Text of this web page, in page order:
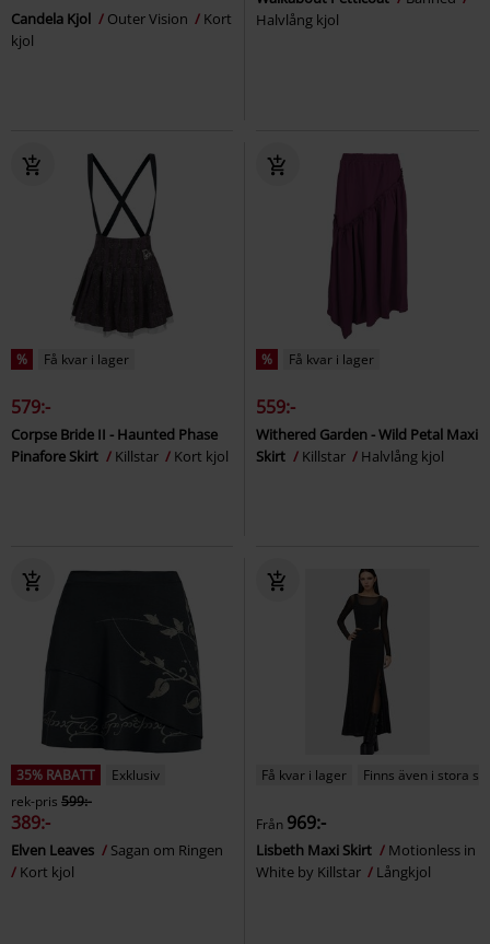
Candela Kjol Outer Vision
Kort
kjol
Halvlång kjol
% Få kvar i lager
579:-
Corpse Bride II - Haunted Phase
Pinafore Skirt
Killstar Kort kjol
% Få kvar i lager
559:-
Withered Garden - Wild Petal Maxi
Skirt
Killstar Halvlång kjol
35% RABATT
Exklusiv
rek-pris 599:-
389:-
Elven Leaves
Sagan om Ringen
Kort kjol
Få kvar i lager Finns även i stora
Från 969:-
Lisbeth Maxi Skirt
Motionless in
White by Killstar
Långkjol